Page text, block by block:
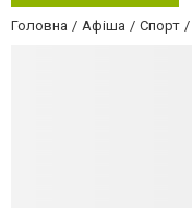
Головна Афіша Спорт